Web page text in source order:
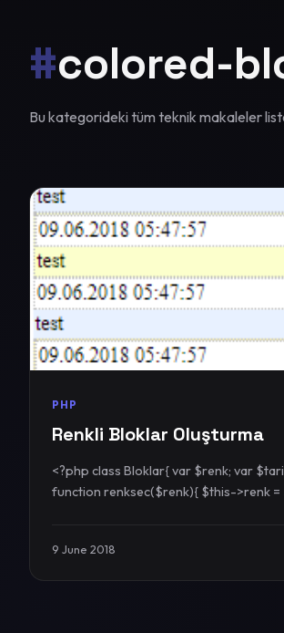
#colored-
Bu kategorideki tüm teknik makaleler
PHP
Renkli Bloklar Oluşturma
<?php class Bloklar{ var $renk; var $tarih; var $yazi;
function renksec($renk){
9 June 2018